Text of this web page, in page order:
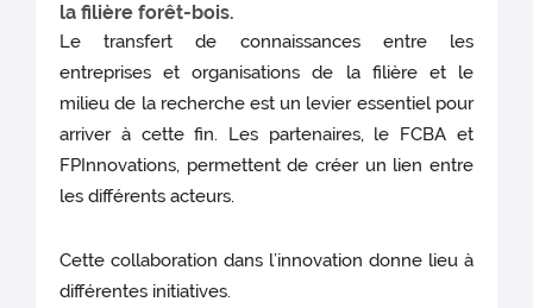
la filière forêt-bois.
Le transfert de connaissances entre les
entreprises et organisations de la filière et le
milieu de la recherche est un levier essentiel pour
arriver à cette fin. Les partenaires, le FCBA et
FPInnovations, permettent de créer un lien entre
les différents acteurs.
Cette collaboration dans l’innovation donne lieu à
différentes initiatives.